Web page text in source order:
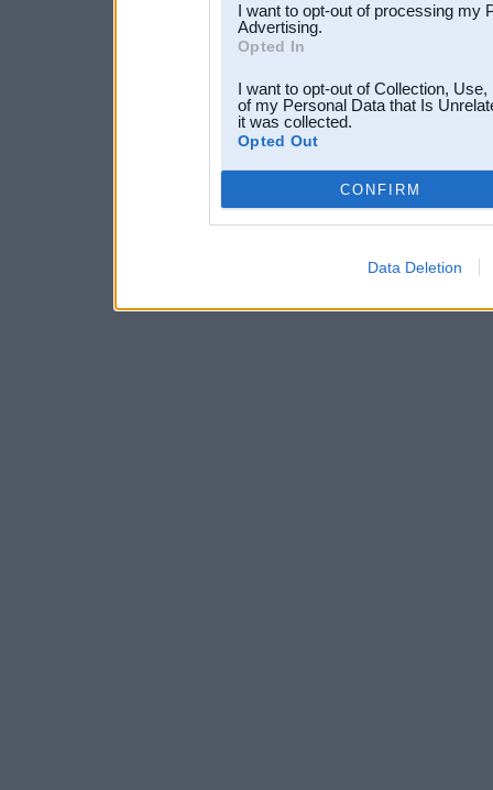
I want to opt-out of processing my
Advertising.
Opted In
I want to opt-out of Collection,
of my Personal Data that Is
it was collected.
Opted Out
CONFIRM
Data Deletion